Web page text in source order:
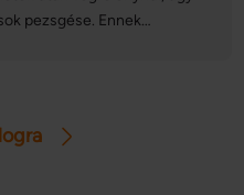
pezsgése. Ennek